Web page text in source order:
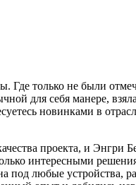
только не были
для себя манере,
новинками в
проекта, и
интересными
под любые